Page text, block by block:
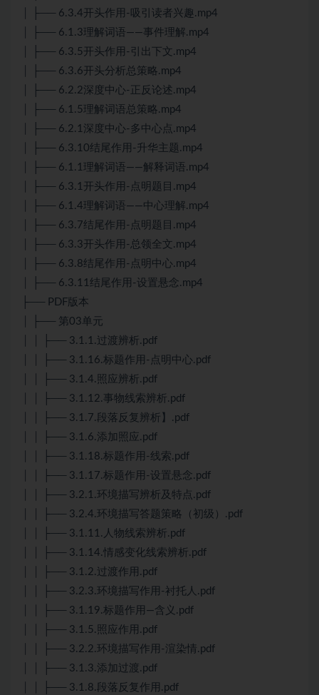
│ ├── 6.3.4开头作用-吸引读者兴趣.mp4
│ ├── 6.1.3理解词语——事件理解.mp4
│ ├── 6.3.5开头作用-引出下文.mp4
│ ├── 6.3.6开头分析总策略.mp4
│ ├── 6.2.2深度中心-正反论述.mp4
│ ├── 6.1.5理解词语总策略.mp4
│ ├── 6.2.1深度中心-多中心点.mp4
│ ├── 6.3.10结尾作用-升华主题.mp4
│ ├── 6.1.1理解词语——解释词语.mp4
│ ├── 6.3.1开头作用-点明题目.mp4
│ ├── 6.1.4理解词语——中心理解.mp4
│ ├── 6.3.7结尾作用-点明题目.mp4
│ ├── 6.3.3开头作用-总领全文.mp4
│ ├── 6.3.8结尾作用-点明中心.mp4
│ ├── 6.3.11结尾作用-设置悬念.mp4
├── PDF版本
│ ├── 第03单元
│ │ ├── 3.1.1.过渡辨析.pdf
│ │ ├── 3.1.16.标题作用-点明中心.pdf
│ │ ├── 3.1.4.照应辨析.pdf
│ │ ├── 3.1.12.事物线索辨析.pdf
│ │ ├── 3.1.7.段落反复辨析】.pdf
│ │ ├── 3.1.6.添加照应.pdf
│ │ ├── 3.1.18.标题作用-线索.pdf
│ │ ├── 3.1.17.标题作用-设置悬念.pdf
│ │ ├── 3.2.1.环境描写辨析及特点.pdf
│ │ ├── 3.2.4.环境描写答题策略（初级）.pdf
│ │ ├── 3.1.11.人物线索辨析.pdf
│ │ ├── 3.1.14.情感变化线索辨析.pdf
│ │ ├── 3.1.2.过渡作用.pdf
│ │ ├── 3.2.3.环境描写作用-衬托人.pdf
│ │ ├── 3.1.19.标题作用—含义.pdf
│ │ ├── 3.1.5.照应作用.pdf
│ │ ├── 3.2.2.环境描写作用-渲染情.pdf
│ │ ├── 3.1.3.添加过渡.pdf
│ │ ├── 3.1.8.段落反复作用.pdf